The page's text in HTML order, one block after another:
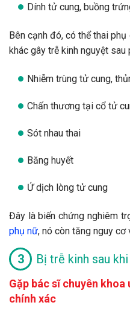
Dính tử cung, buồng
Bên cạnh đó, có thể thai
khác gây trễ kinh nguyệt sau
Nhiễm trùng tử cung,
Chấn thương tại cổ tử
Sót nhau thai
Băng huyết
Ứ dịch lòng tử cung
Đây là biến chứng nghiêm
phụ nữ, nó còn tăng nguy cơ
Bị trễ kinh sau
Gặp bác sĩ chuyên
chính xác